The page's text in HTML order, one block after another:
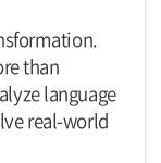
than
language
real-world